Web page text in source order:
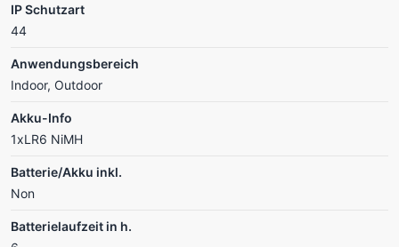
IP Schutzart
44
Anwendungsbereich
Indoor, Outdoor
Akku-Info
1xLR6 NiMH
Batterie/Akku inkl.
Non
Batterielaufzeit in h.